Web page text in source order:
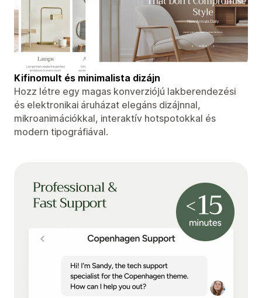
Kifinomult és minimalista dizájn
Hozz létre egy magas konverziójú lakberendezési
és elektronikai áruházat elegáns dizájnnal,
mikroanimációkkal, interaktív hotspotokkal és
modern tipográfiával.